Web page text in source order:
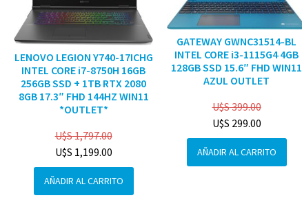
LENOVO LEGION Y740-17ICHG
INTEL CORE i7-8750H 16GB
256GB SSD + 1TB RTX 2080
8GB 17.3″ FHD 144HZ WIN11
*OUTLET*
U$S1,797.00
U$S 1,199.00
AÑADIR AL CARRITO
GATEWAY GWNC31514-BL
INTEL CORE i3-1115G4 4GB
128GB SSD 15.6″ FHD WIN11
AZUL OUTLET
U$S399.00
U$S 299.00
AÑADIR AL CARRITO